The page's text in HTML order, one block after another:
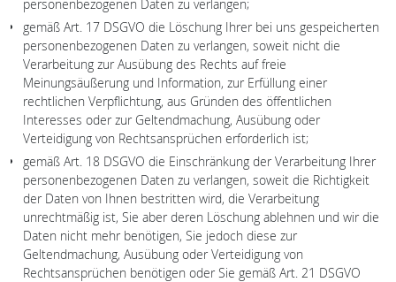
personenbezogenen Daten zu verlangen;
gemäß Art. 17 DSGVO die Löschung Ihrer bei uns gespeicherten
personenbezogenen Daten zu verlangen, soweit nicht die
Verarbeitung zur Ausübung des Rechts auf freie
Meinungsäußerung und Information, zur Erfüllung einer
rechtlichen Verpflichtung, aus Gründen des öffentlichen
Interesses oder zur Geltendmachung, Ausübung oder
Verteidigung von Rechtsansprüchen erforderlich ist;
gemäß Art. 18 DSGVO die Einschränkung der Verarbeitung Ihrer
personenbezogenen Daten zu verlangen, soweit die Richtigkeit
der Daten von Ihnen bestritten wird, die Verarbeitung
unrechtmäßig ist, Sie aber deren Löschung ablehnen und wir die
Daten nicht mehr benötigen, Sie jedoch diese zur
Geltendmachung, Ausübung oder Verteidigung von
Rechtsansprüchen benötigen oder Sie gemäß Art. 21 DSGVO